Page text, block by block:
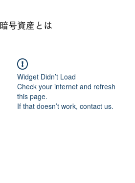
暗号資産とは
Widget Didn’t Load
Check your internet and refresh
this page.
If that doesn’t work, contact us.